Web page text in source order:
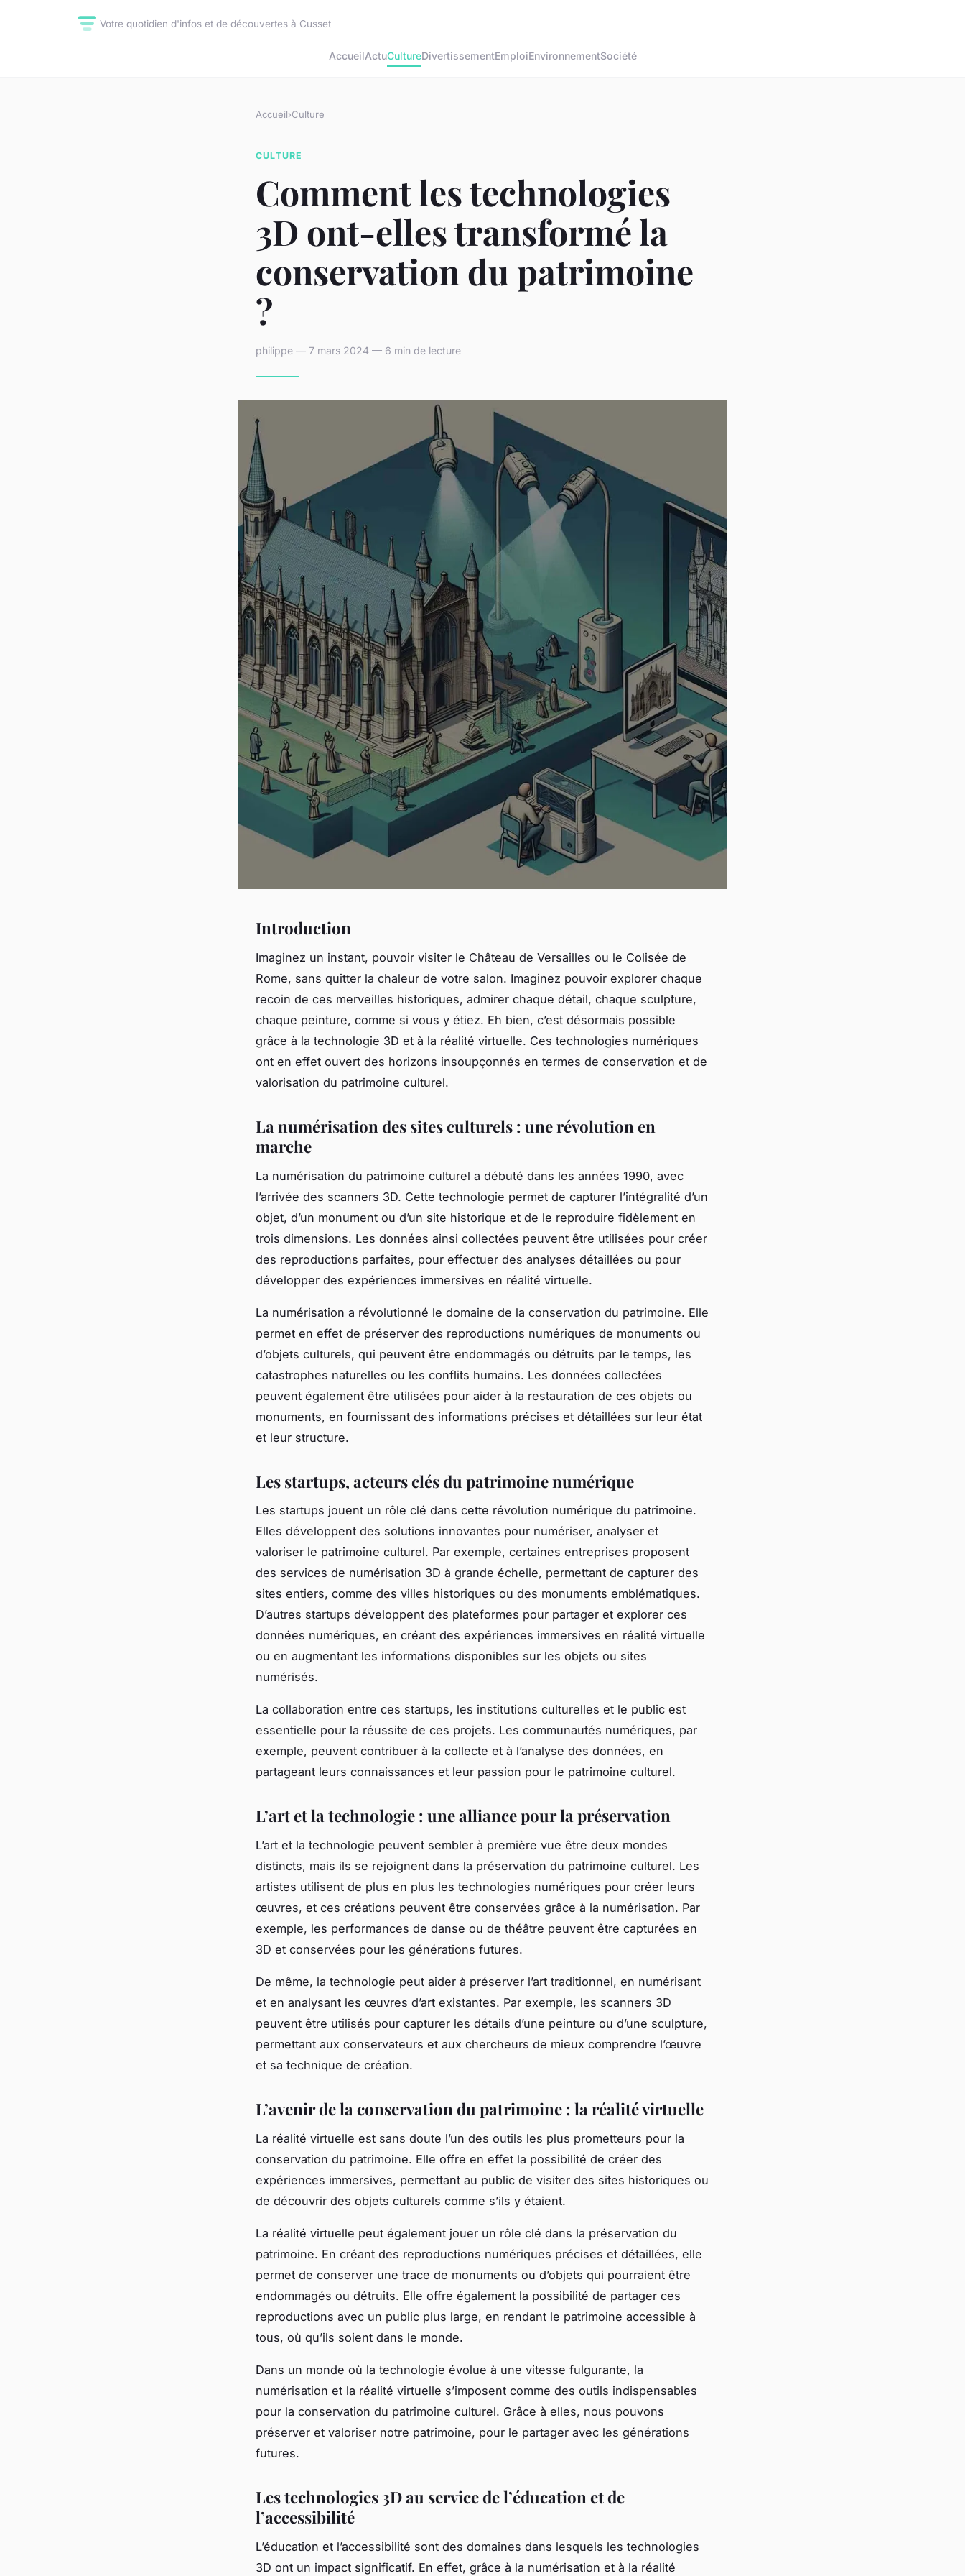
Votre quotidien d'infos et de découvertes à Cusset
AccueilActuCultureDivertissementEmploiEnvironnementSociété
Accueil›Culture
CULTURE
Comment les technologies
3D ont-elles transformé la
conservation du patrimoine
?
philippe — 7 mars 2024 — 6 min de lecture
Introduction
Imaginez un instant, pouvoir visiter le Château de Versailles ou le Colisée de
Rome, sans quitter la chaleur de votre salon. Imaginez pouvoir explorer chaque
recoin de ces merveilles historiques, admirer chaque détail, chaque sculpture,
chaque peinture, comme si vous y étiez. Eh bien, c’est désormais possible
grâce à la technologie 3D et à la réalité virtuelle. Ces technologies numériques
ont en effet ouvert des horizons insoupçonnés en termes de conservation et de
valorisation du patrimoine culturel.
La numérisation des sites culturels : une révolution en
marche
La numérisation du patrimoine culturel a débuté dans les années 1990, avec
l’arrivée des scanners 3D. Cette technologie permet de capturer l’intégralité d’un
objet, d’un monument ou d’un site historique et de le reproduire fidèlement en
trois dimensions. Les données ainsi collectées peuvent être utilisées pour créer
des reproductions parfaites, pour effectuer des analyses détaillées ou pour
développer des expériences immersives en réalité virtuelle.
La numérisation a révolutionné le domaine de la conservation du patrimoine. Elle
permet en effet de préserver des reproductions numériques de monuments ou
d’objets culturels, qui peuvent être endommagés ou détruits par le temps, les
catastrophes naturelles ou les conflits humains. Les données collectées
peuvent également être utilisées pour aider à la restauration de ces objets ou
monuments, en fournissant des informations précises et détaillées sur leur état
et leur structure.
Les startups, acteurs clés du patrimoine numérique
Les startups jouent un rôle clé dans cette révolution numérique du patrimoine.
Elles développent des solutions innovantes pour numériser, analyser et
valoriser le patrimoine culturel. Par exemple, certaines entreprises proposent
des services de numérisation 3D à grande échelle, permettant de capturer des
sites entiers, comme des villes historiques ou des monuments emblématiques.
D’autres startups développent des plateformes pour partager et explorer ces
données numériques, en créant des expériences immersives en réalité virtuelle
ou en augmentant les informations disponibles sur les objets ou sites
numérisés.
La collaboration entre ces startups, les institutions culturelles et le public est
essentielle pour la réussite de ces projets. Les communautés numériques, par
exemple, peuvent contribuer à la collecte et à l’analyse des données, en
partageant leurs connaissances et leur passion pour le patrimoine culturel.
L’art et la technologie : une alliance pour la préservation
L’art et la technologie peuvent sembler à première vue être deux mondes
distincts, mais ils se rejoignent dans la préservation du patrimoine culturel. Les
artistes utilisent de plus en plus les technologies numériques pour créer leurs
œuvres, et ces créations peuvent être conservées grâce à la numérisation. Par
exemple, les performances de danse ou de théâtre peuvent être capturées en
3D et conservées pour les générations futures.
De même, la technologie peut aider à préserver l’art traditionnel, en numérisant
et en analysant les œuvres d’art existantes. Par exemple, les scanners 3D
peuvent être utilisés pour capturer les détails d’une peinture ou d’une sculpture,
permettant aux conservateurs et aux chercheurs de mieux comprendre l’œuvre
et sa technique de création.
L’avenir de la conservation du patrimoine : la réalité virtuelle
La réalité virtuelle est sans doute l’un des outils les plus prometteurs pour la
conservation du patrimoine. Elle offre en effet la possibilité de créer des
expériences immersives, permettant au public de visiter des sites historiques ou
de découvrir des objets culturels comme s’ils y étaient.
La réalité virtuelle peut également jouer un rôle clé dans la préservation du
patrimoine. En créant des reproductions numériques précises et détaillées, elle
permet de conserver une trace de monuments ou d’objets qui pourraient être
endommagés ou détruits. Elle offre également la possibilité de partager ces
reproductions avec un public plus large, en rendant le patrimoine accessible à
tous, où qu’ils soient dans le monde.
Dans un monde où la technologie évolue à une vitesse fulgurante, la
numérisation et la réalité virtuelle s’imposent comme des outils indispensables
pour la conservation du patrimoine culturel. Grâce à elles, nous pouvons
préserver et valoriser notre patrimoine, pour le partager avec les générations
futures.
Les technologies 3D au service de l’éducation et de
l’accessibilité
L’éducation et l’accessibilité sont des domaines dans lesquels les technologies
3D ont un impact significatif. En effet, grâce à la numérisation et à la réalité